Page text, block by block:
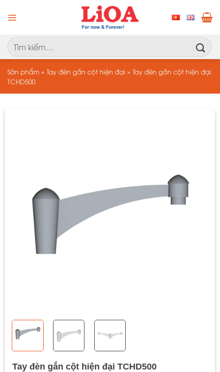
đến
Tìm
kiếm:
Sản phẩm » Tay đèn gắn cột hiện đại » Tay đèn gắn cột hiện đại
TCHD500
Tay đèn gắn cột hiện đại TCHD500